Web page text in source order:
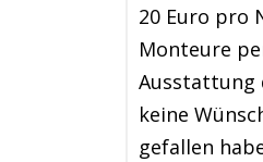
20 Euro pro
Monteure
Ausstattung
keine
gefallen